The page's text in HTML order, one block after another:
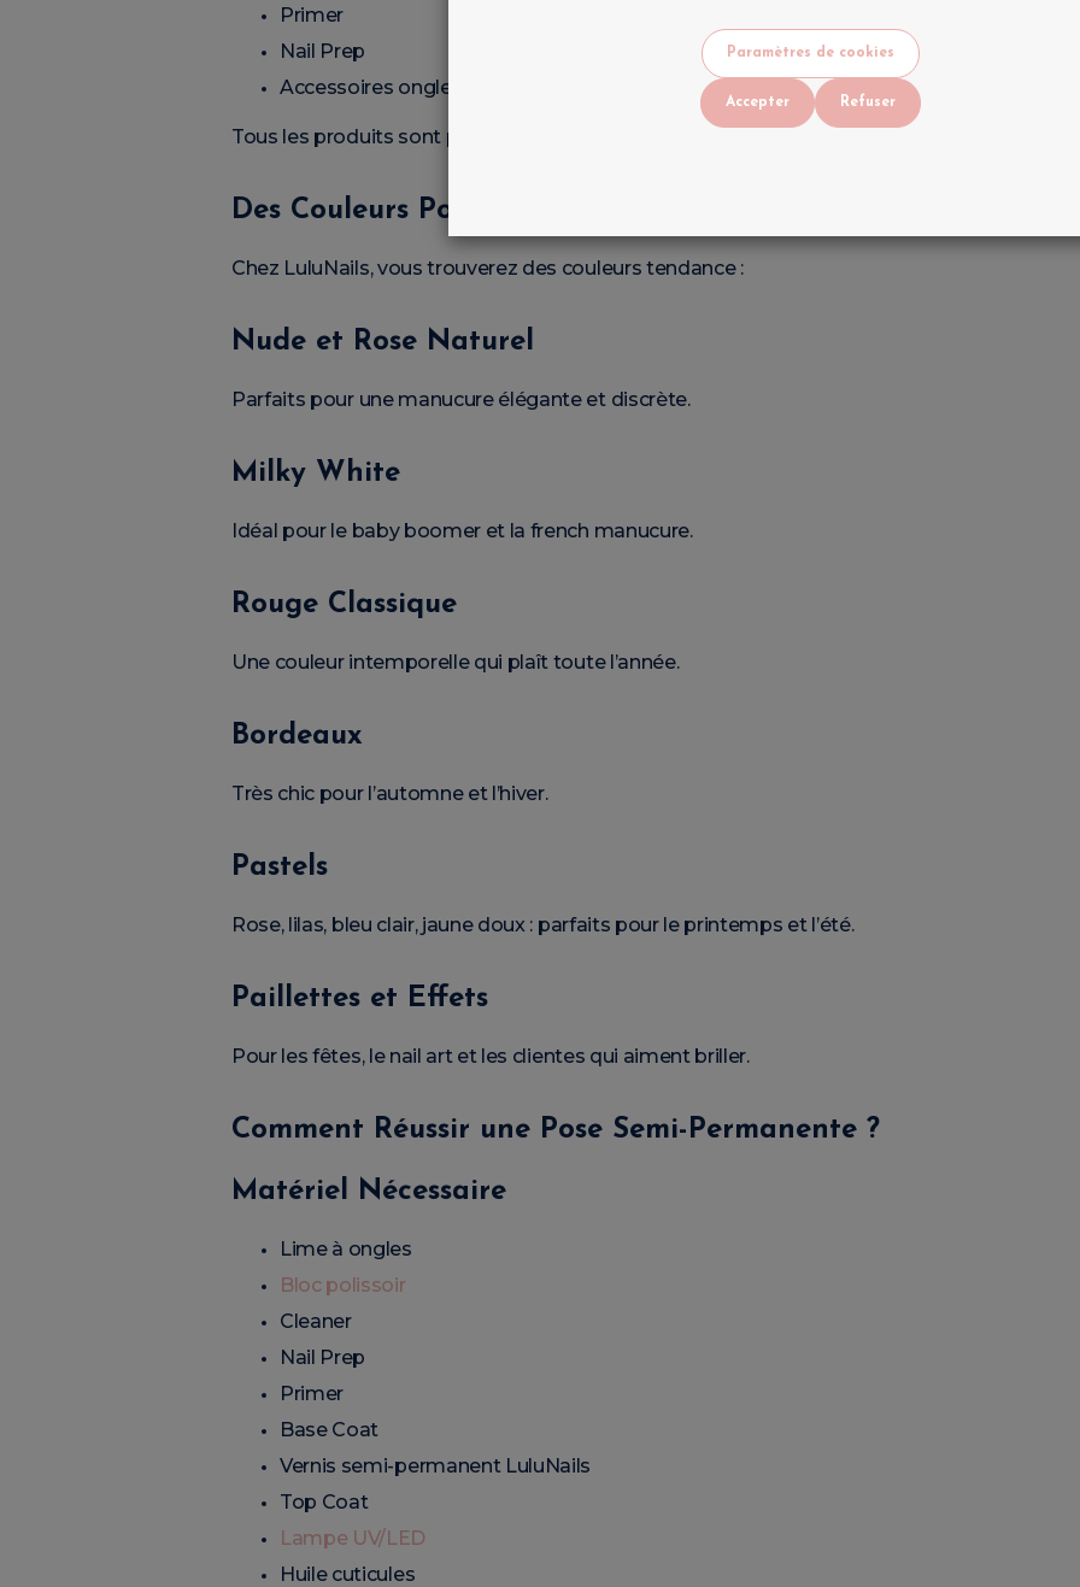
Primer
Nail Prep
Accessoires onglerie
Tous les produits sont pensés pour obtenir une belle pose, une bonne tenue et une finition
Des Couleurs Pour Toutes les Saisons
Chez LuluNails, vous trouverez des couleurs tendance :
Nude et Rose Naturel
Parfaits pour une manucure élégante et discrète.
Milky White
Idéal pour le baby boomer et la french manucure.
Rouge Classique
Une couleur intemporelle qui plaît toute l’année.
Bordeaux
Très chic pour l’automne et l’hiver.
Pastels
Rose, lilas, bleu clair, jaune doux : parfaits pour le printemps et l’été.
Paillettes et Effets
Pour les fêtes, le nail art et les clientes qui aiment briller.
Comment Réussir une Pose Semi-Permanente ?
Matériel Nécessaire
Lime à ongles
Bloc polissoir
Cleaner
Nail Prep
Primer
Base Coat
Vernis semi-permanent LuluNails
Top Coat
Lampe UV/LED
Huile cuticules
Paramètres de cookies
Accepter Refuser